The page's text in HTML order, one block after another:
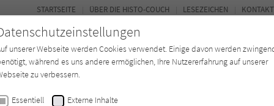
STARTSEITE ÜBER DIE HISTO-COUCH LESEZEICHEN KONTAKT
unserer Webseite werden Cookies verwendet. Einige davon werden
während es uns andere ermöglichen, Ihre Nutzererfahrung auf unserer
zu verbessern.
Essentiell Externe Inhalte